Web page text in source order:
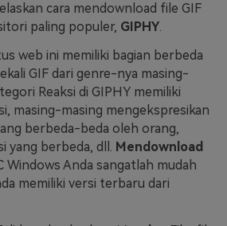
cara mendownload file GIF
paling populer, GIPHY.
web ini memiliki bagian berbeda
GIF dari genre-nya masing-
Reaksi di GIPHY memiliki
masing-masing mengekspresikan
berbeda-beda oleh orang,
yang berbeda, dll. Mendownload
Windows Anda sangatlah mudah
memiliki versi terbaru dari